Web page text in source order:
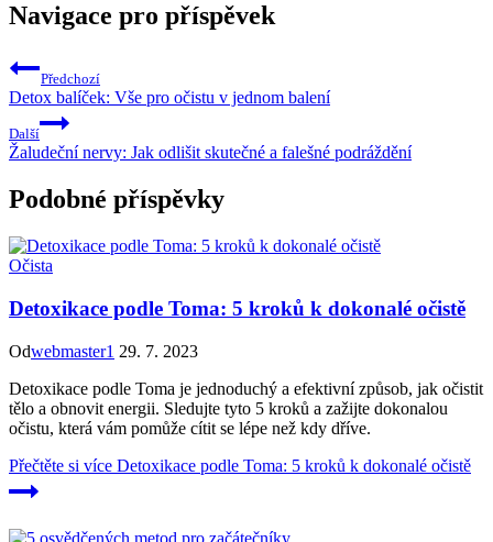
Navigace pro příspěvek
Předchozí
Detox balíček: Vše pro očistu v jednom balení
Další
Žaludeční nervy: Jak odlišit skutečné a falešné podráždění
Podobné příspěvky
Očista
Detoxikace podle Toma: 5 kroků k dokonalé očistě
Odwebmaster1 29. 7. 2023
Detoxikace podle Toma je jednoduchý a efektivní způsob, jak očistit
tělo a obnovit energii. Sledujte tyto 5 kroků a zažijte dokonalou
očistu, která vám pomůže cítit se lépe než kdy dříve.
Přečtěte si více Detoxikace podle Toma: 5 kroků k dokonalé očistě